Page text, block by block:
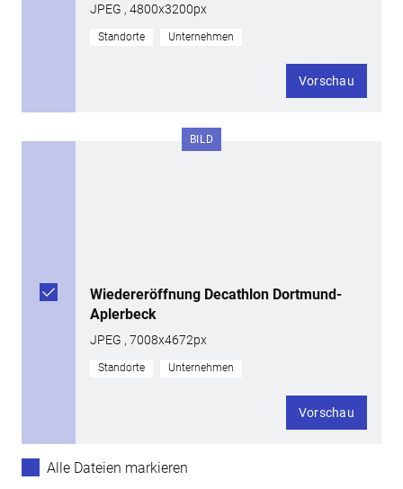
JPEG , 4800x3200px
Standorte Unternehmen
Vorschau
BILD
Wiedereröffnung Decathlon Dortmund-
Aplerbeck
JPEG , 7008x4672px
Standorte Unternehmen
Vorschau
Alle Dateien markieren